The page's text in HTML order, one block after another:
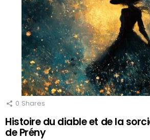
0 Shares
Histoire du diable et de la
de Prény